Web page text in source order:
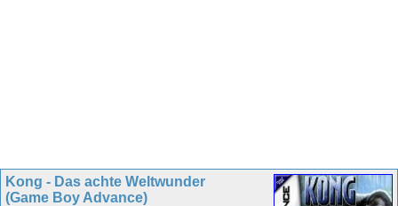
Kong - Das achte Weltwunder
(Game Boy Advance)